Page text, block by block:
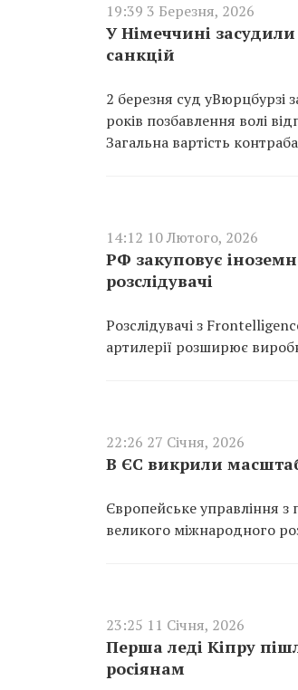
19:39 3 Березня, 2026
У Німеччині
санкцій
2 березня суд уВюрцбурзі
років позбавлення волі
Загальна вартість
14:12 10 Лютого, 2026
РФ закуповує
розслідувачі
Розслідувачі з
артилерії розширює
22:26 27 Січня, 2026
В ЄС викрили
Європейське управління
великого міжнародного
23:25 11 Січня, 2026
Перша леді Кіпру
росіянам